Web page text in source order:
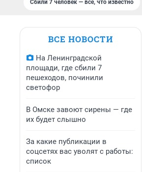
Сбили 7 человек — все, что известно
ВСЕ НОВОСТИ
На Ленинградской
площади, где сбили 7
пешеходов, починили
светофор
В Омске завоют сирены — где
их будет слышно
За какие публикации в
соцсетях вас уволят с работы:
список